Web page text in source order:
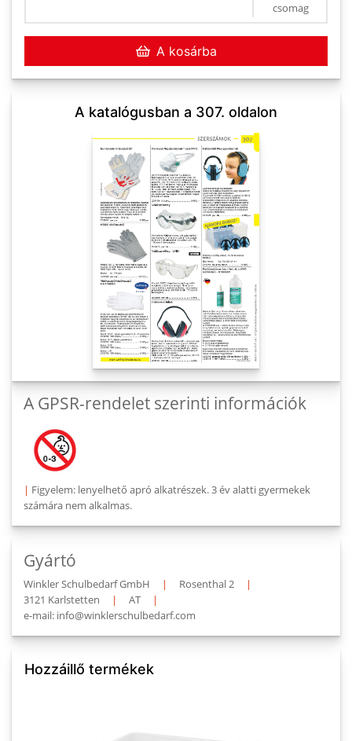
csomag
A kosárba
A katalógusban a 307. oldalon
A GPSR-rendelet szerinti információk
| Figyelem: lenyelhető apró alkatrészek. 3 év alatti gyermekek
számára nem alkalmas.
Gyártó
Winkler Schulbedarf GmbH | Rosenthal 2
|
3121 Karlstetten
| AT
|
e-mail: info@winklerschulbedarf.com
Hozzáillő termékek